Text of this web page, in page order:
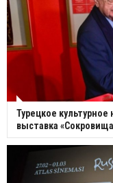
Турецкое
выставка